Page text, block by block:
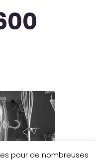
pour de nombreuses